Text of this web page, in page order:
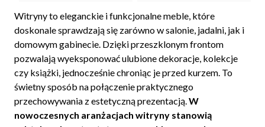
Witryny to eleganckie i funkcjonalne meble, które
doskonale sprawdzają się zarówno w salonie, jadalni, jak i
domowym gabinecie. Dzięki przeszklonym frontom
pozwalają wyeksponować ulubione dekoracje, kolekcje
czy książki, jednocześnie chroniąc je przed kurzem. To
świetny sposób na połączenie praktycznego
przechowywania z estetyczną prezentacją.W
nowoczesnych aranżacjach witryny stanowią